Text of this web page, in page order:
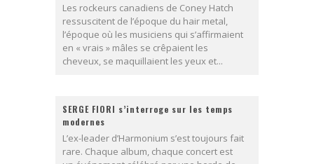
Les rockeurs canadiens de Coney Hatch
ressuscitent de l’époque du hair metal,
l’époque où les musiciens qui s’affirmaient
en « vrais » mâles se crêpaient les
cheveux, se maquillaient les yeux et...
SERGE FIORI s’interroge sur les temps
modernes
L’ex-leader d’Harmonium s’est toujours fait
rare. Chaque album, chaque concert est